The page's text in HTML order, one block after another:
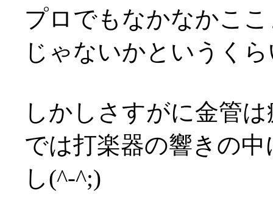
プロでもなかなかこ
じゃないかというく
しかしさすがに金管
では打楽器の響きの
し(^-^;)